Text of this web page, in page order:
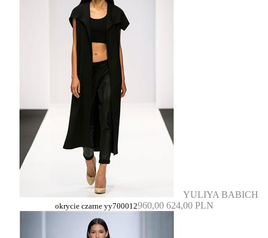
YULIYA BABICH
okrycie czarne yy700012960,00 624,00 PLN